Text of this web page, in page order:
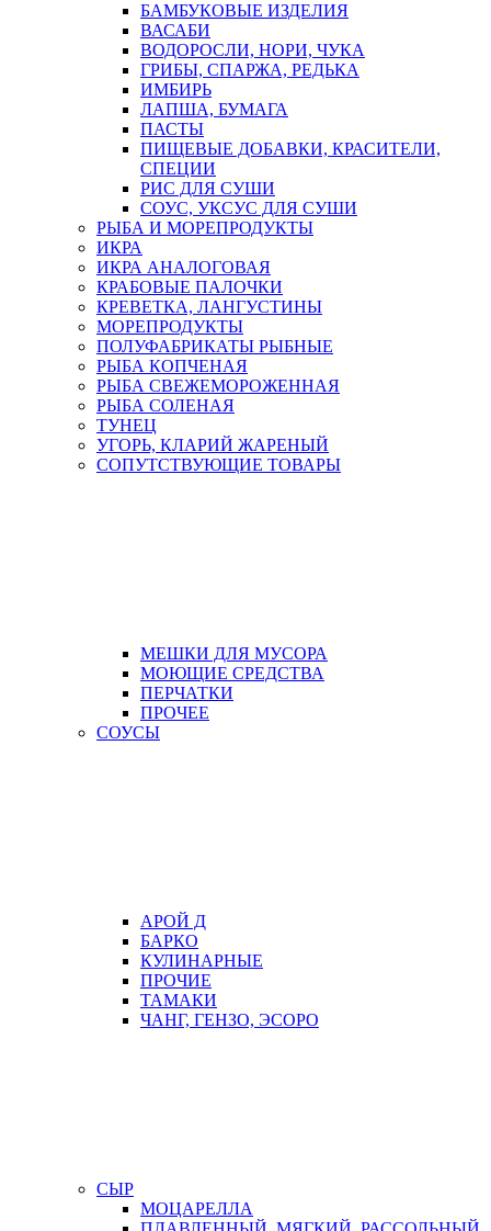
БАМБУКОВЫЕ ИЗДЕЛИЯ
ВАСАБИ
ВОДОРОСЛИ, НОРИ, ЧУКА
ГРИБЫ, СПАРЖА, РЕДЬКА
ИМБИРЬ
ЛАПША, БУМАГА
ПАСТЫ
ПИЩЕВЫЕ ДОБАВКИ, КРАСИТЕЛИ,
СПЕЦИИ
РИС ДЛЯ СУШИ
СОУС, УКСУС ДЛЯ СУШИ
РЫБА И МОРЕПРОДУКТЫ
ИКРА
ИКРА АНАЛОГОВАЯ
КРАБОВЫЕ ПАЛОЧКИ
КРЕВЕТКА, ЛАНГУСТИНЫ
МОРЕПРОДУКТЫ
ПОЛУФАБРИКАТЫ РЫБНЫЕ
РЫБА КОПЧЕНАЯ
РЫБА СВЕЖЕМОРОЖЕННАЯ
РЫБА СОЛЕНАЯ
ТУНЕЦ
УГОРЬ, КЛАРИЙ ЖАРЕНЫЙ
СОПУТСТВУЮЩИЕ ТОВАРЫ
МЕШКИ ДЛЯ МУСОРА
МОЮЩИЕ СРЕДСТВА
ПЕРЧАТКИ
ПРОЧЕЕ
СОУСЫ
АРОЙ Д
БАРКО
КУЛИНАРНЫЕ
ПРОЧИЕ
ТАМАКИ
ЧАНГ, ГЕНЗО, ЭСОРО
СЫР
МОЦАРЕЛЛА